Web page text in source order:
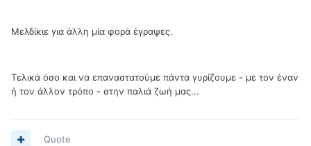
Μελδίκιε για άλλη μία φορά έγραψες.
Τελικά όσο και να επαναστατούμε πάντα γυρίζουμε - με τον έναν
ή τον άλλον τρόπο - στην παλιά ζωή μας...
Quote